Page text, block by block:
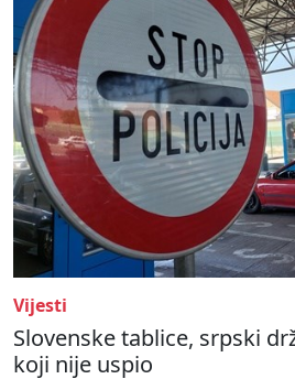
Vijesti
Slovenske tablice, srpski
koji nije uspio